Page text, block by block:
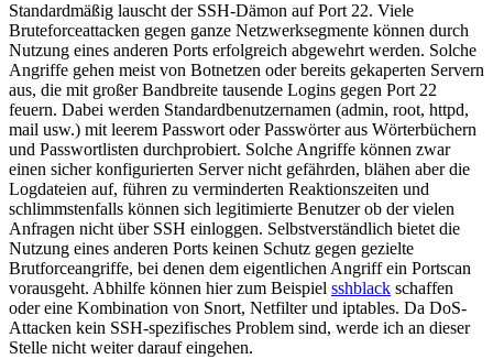
Standardmäßig lauscht der SSH-Dämon auf Port 22. Viele
Bruteforceattacken gegen ganze Netzwerksegmente können durch
Nutzung eines anderen Ports erfolgreich abgewehrt werden. Solche
Angriffe gehen meist von Botnetzen oder bereits gekaperten Servern
aus, die mit großer Bandbreite tausende Logins gegen Port 22
feuern. Dabei werden Standardbenutzernamen (admin, root, httpd,
mail usw.) mit leerem Passwort oder Passwörter aus Wörterbüchern
und Passwortlisten durchprobiert. Solche Angriffe können zwar
einen sicher konfigurierten Server nicht gefährden, blähen aber die
Logdateien auf, führen zu verminderten Reaktionszeiten und
schlimmstenfalls können sich legitimierte Benutzer ob der vielen
Anfragen nicht über SSH einloggen. Selbstverständlich bietet die
Nutzung eines anderen Ports keinen Schutz gegen gezielte
Brutforceangriffe, bei denen dem eigentlichen Angriff ein Portscan
vorausgeht. Abhilfe können hier zum Beispiel sshblack schaffen
oder eine Kombination von Snort, Netfilter und iptables. Da DoS-
Attacken kein SSH-spezifisches Problem sind, werde ich an dieser
Stelle nicht weiter darauf eingehen.